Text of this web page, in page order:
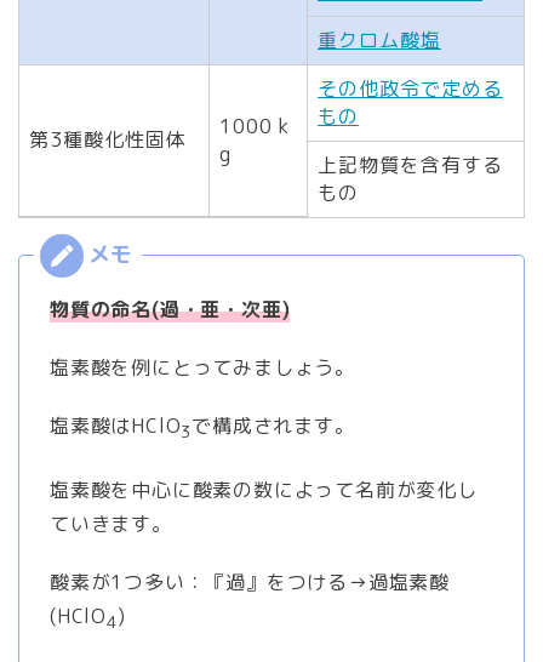
重クロム酸塩
第3種酸化性固体
1000 k
g
その他政令で定める
もの
上記物質を含有する
もの
物質の命名(過・亜・次亜)
塩素酸を例にとってみましょう。
塩素酸はHClO3で構成されます。
塩素酸を中心に酸素の数によって名前が変化し
ていきます。
酸素が1つ多い：『過』をつける→過塩素酸
(HClO4)